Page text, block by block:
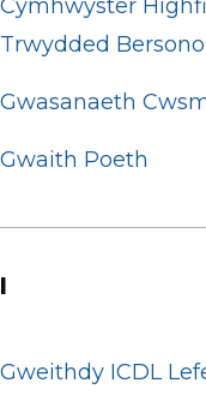
Cymhwyster
Trwydded
Gwasanaeth
Gwaith Poeth
I
Gweithdy ICDL